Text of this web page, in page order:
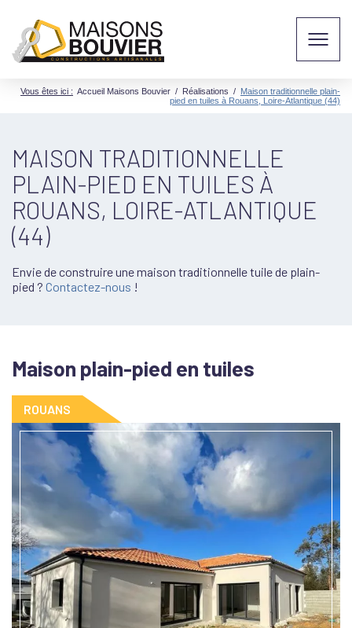
Vous êtes ici : Accueil Maisons Bouvier / Réalisations / Maison traditionnelle plain-
pied en tuiles à Rouans, Loire-Atlantique (44)
MAISON TRADITIONNELLE
PLAIN-PIED EN TUILES À
ROUANS, LOIRE-ATLANTIQUE
(44)
Envie de construire une maison traditionnelle tuile de plain-
pied ? Contactez-nous !
Maison plain-pied en tuiles
ROUANS